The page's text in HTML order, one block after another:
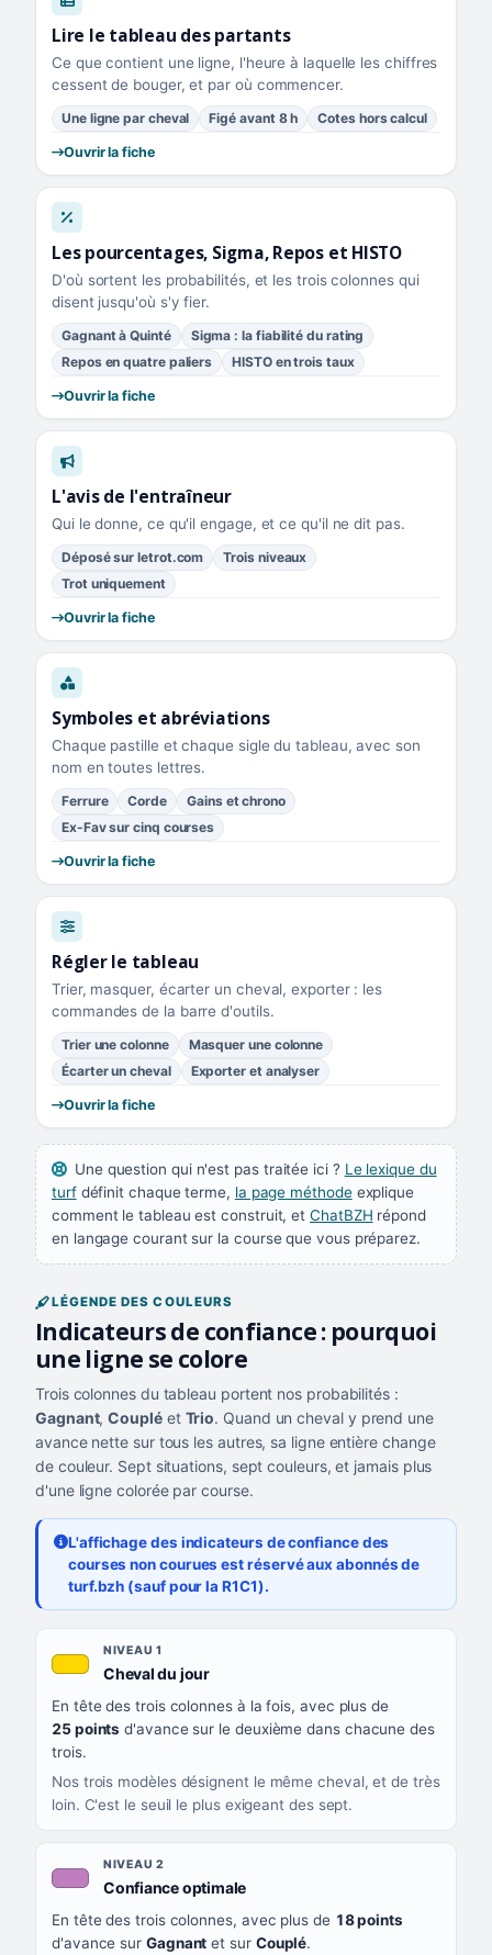
Lire le tableau des partants
Ce que contient une ligne, l'heure à laquelle les chiffres
cessent de bouger, et par où commencer.
Une ligne par cheval Figé avant 8 h Cotes hors calcul
Ouvrir la fiche
Les pourcentages, Sigma, Repos et HISTO
D'où sortent les probabilités, et les trois colonnes qui
disent jusqu'où s'y fier.
Gagnant à Quinté
Sigma : la fiabilité du rating
Repos en quatre paliers
HISTO en trois taux
Ouvrir la fiche
L'avis de l'entraîneur
Qui le donne, ce qu'il engage, et ce qu'il ne dit pas.
Déposé sur letrot.com
Trois niveaux
Trot uniquement
Ouvrir la fiche
Symboles et abréviations
Chaque pastille et chaque sigle du tableau, avec son
nom en toutes lettres.
Ferrure Corde
Gains et chrono
Ex-Fav sur cinq courses
Ouvrir la fiche
Régler le tableau
Trier, masquer, écarter un cheval, exporter : les
commandes de la barre d'outils.
Trier une colonne
Masquer une colonne
Écarter un cheval
Exporter et analyser
Ouvrir la fiche
Une question qui n'est pas traitée ici ? Le lexique du
turfdéfinit chaque terme, la page méthodeexplique
comment le tableau est construit, etChatBZH répond
en langage courant sur la course que vous préparez.
LÉGENDE DES COULEURS
Indicateurs de confiance : pourquoi
une ligne se colore
Trois colonnes du tableau portent nos probabilités :
Gagnant,Coupléet Trio. Quand un cheval y prend une
avance nette sur tous les autres, sa ligne entière change
de couleur. Sept situations, sept couleurs, et jamais plus
d'une ligne colorée par course.
L'affichage des indicateurs de confiance des
courses non courues est réservé aux abonnés de
turf.bzh (sauf pour la R1C1).
QUAND LA LIGNE PREND CETTE COULEUR
CE QUE CELA VOUS DIT
NIVEAU 1
Cheval du jour, couleur jaune or
En tête des trois colonnes à la fois, avec plus de
25 points d'avance sur le deuxième dans chacune des
trois.
Nos trois modèles désignent le même cheval, et de très
loin. C'est le seuil le plus exigeant des sept.
NIVEAU 2
Confiance optimale, couleur mauve
En tête des trois colonnes, avec plus de 18 points
d'avance sur Gagnant et sur Couplé.